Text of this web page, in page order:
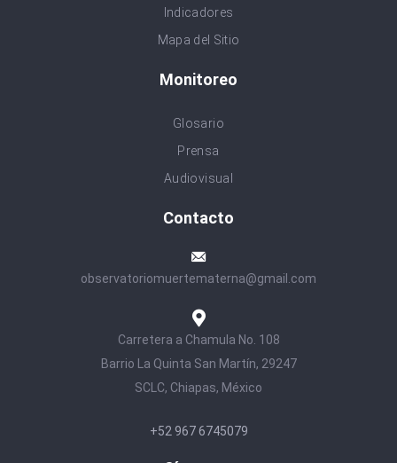
Indicadores
Mapa del Sitio
Monitoreo
Glosario
Prensa
Audiovisual
Contacto
observatoriomuertematerna@gmail.com
Carretera a Chamula No. 108
Barrio La Quinta San Martín, 29247
SCLC, Chiapas, México
+52 967 6745079